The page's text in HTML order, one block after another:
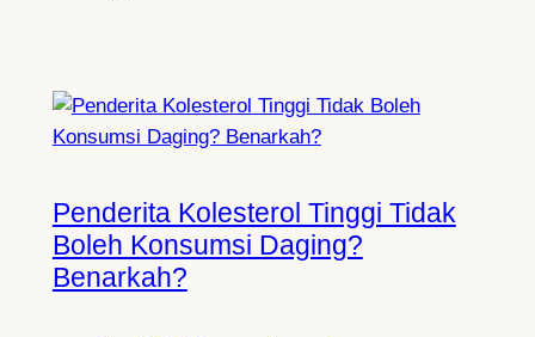
Penderita Kolesterol Tinggi Tidak
Boleh Konsumsi Daging?
Benarkah?